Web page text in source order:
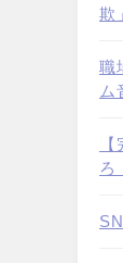
欺
職
ろ